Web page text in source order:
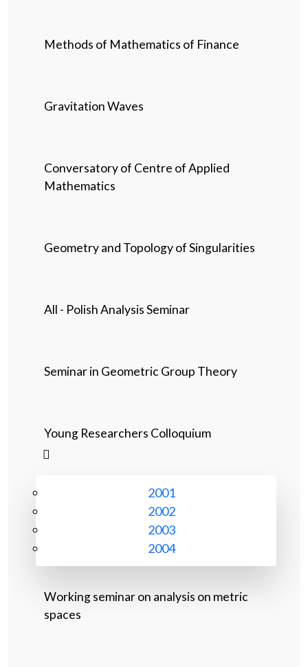
Methods of Mathematics of Finance
Gravitation Waves
Conversatory of Centre of Applied
Mathematics
Geometry and Topology of Singularities
All - Polish Analysis Seminar
Seminar in Geometric Group Theory
Young Researchers Colloquium
2001
2002
2003
2004
Working seminar on analysis on metric
spaces